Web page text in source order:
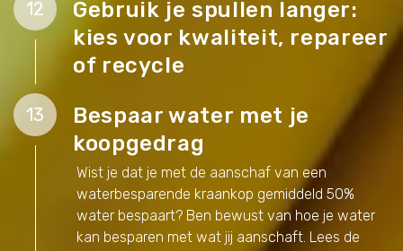
12
Gebruik je spullen langer:
kies voor kwaliteit, repareer
of recycle
13
Bespaar water met je
koopgedrag
Wist je dat je met de aanschaf van een
waterbesparende kraankop gemiddeld 50%
water bespaart? Ben bewust van hoe je water
kan besparen met wat jij aanschaft. Lees de